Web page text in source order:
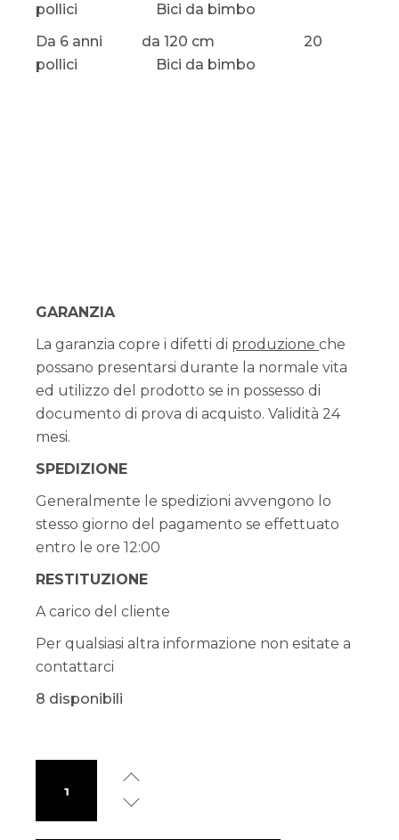
pollici Bici da bimbo
Da 6 anni da 120 cm 20
pollici Bici da bimbo
GARANZIA
La garanzia copre i difetti di produzioneche
possano presentarsi durante la normale vita
ed utilizzo del prodotto se in possesso di
documento di prova di acquisto. Validità 24
mesi.
SPEDIZIONE
Generalmente le spedizioni avvengono lo
stesso giorno del pagamento se effettuato
entro le ore 12:00
RESTITUZIONE
A carico del cliente
Per qualsiasi altra informazione non esitate a
contattarci
8 disponibili